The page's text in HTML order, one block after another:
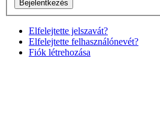
Elfelejtette jelszavát?
Elfelejtette felhasználónevét?
Fiók létrehozása